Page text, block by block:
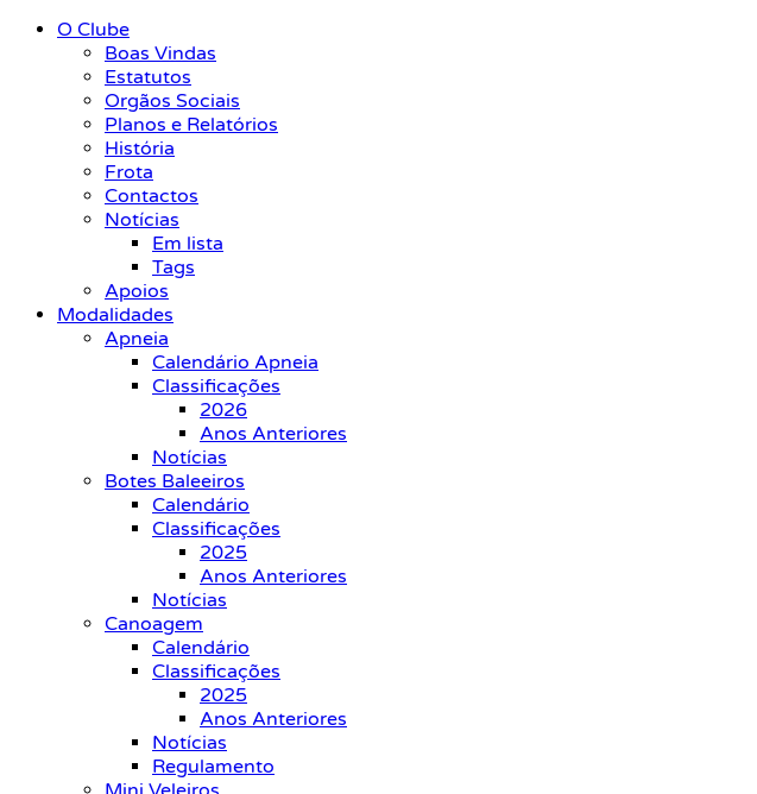
O Clube
Boas Vindas
Estatutos
Orgãos Sociais
Planos e Relatórios
História
Frota
Contactos
Notícias
Em lista
Tags
Apoios
Modalidades
Apneia
Calendário Apneia
Classificações
2026
Anos Anteriores
Notícias
Botes Baleeiros
Calendário
Classificações
2025
Anos Anteriores
Notícias
Canoagem
Calendário
Classificações
2025
Anos Anteriores
Notícias
Regulamento